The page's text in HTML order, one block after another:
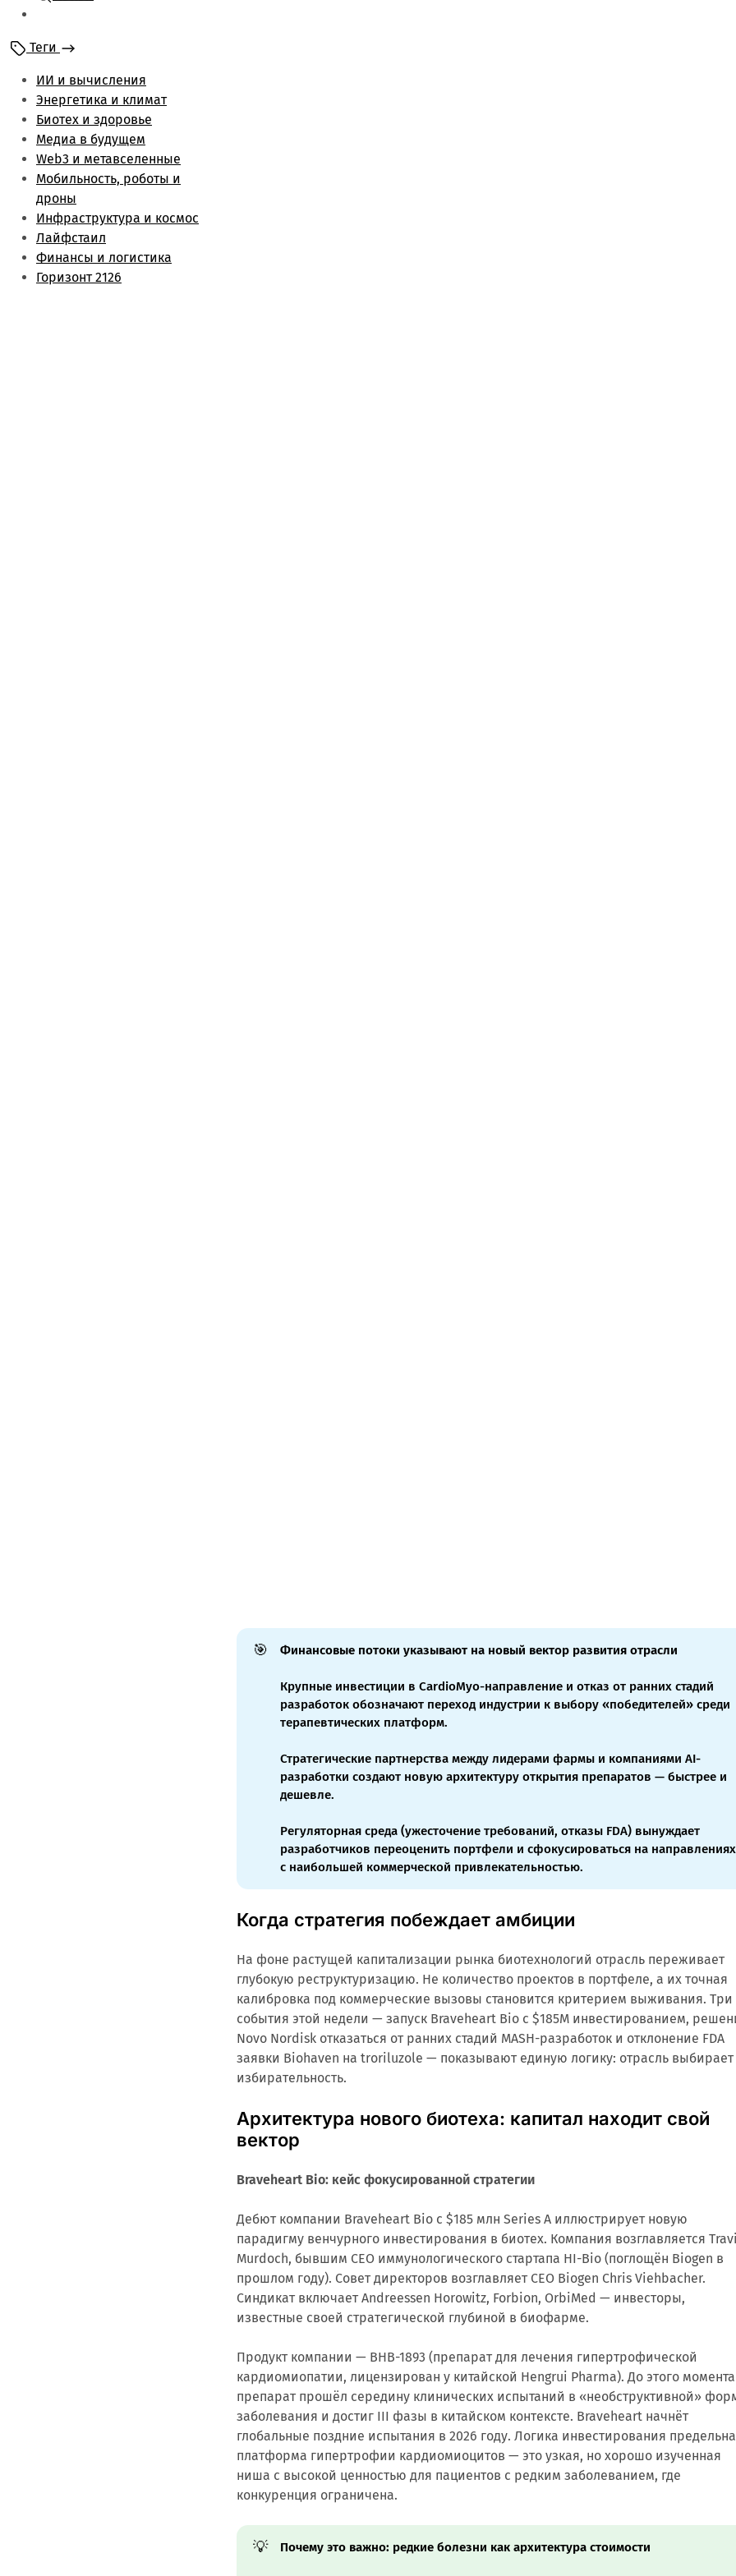
Энергетика и климат
Лайфстаил
Биотех и здоровье
Финансы и логистика
Метаверс и web3
Инфраструктура и
космос
Будущее медиа
Обзоры
Теги
ИИ и вычисления
Энергетика и климат
Биотех и здоровье
Медиа в будущем
Web3 и метавселенные
Мобильность, роботы и
дроны
Инфраструктура и космос
Лайфстаил
Финансы и логистика
Горизонт 2126
🎯 Финансовые потоки указывают на новый вектор развития отрасли
Крупные инвестиции в CardioMyo-направление и отказ от ранних стадий
разработок обозначают переход индустрии к выбору «победителей» среди
терапевтических платформ.
Стратегические партнерства между лидерами фармы и компаниями AI-
разработки создают новую архитектуру открытия препаратов — быстрее и
дешевле.
Регуляторная среда (ужесточение требований, отказы FDA) вынуждает
разработчиков переоценить портфели и сфокусироваться на направлениях
с наибольшей коммерческой привлекательностью.
Когда стратегия побеждает амбиции
На фоне растущей капитализации рынка биотехнологий отрасль переживает
глубокую реструктуризацию. Не количество проектов в портфеле, а их точная
калибровка под коммерческие вызовы становится критерием выживания. Три
события этой недели — запуск Braveheart Bio с $185M инвестированием,
Novo Nordisk отказаться от ранних стадий MASH-разработок и отклонение FDA
заявки Biohaven на troriluzole — показывают единую логику: отрасль выбирает
избирательность.
Архитектура нового биотеха: капитал находит свой
вектор
Braveheart Bio: кейс фокусированной стратегии
Дебют компании Braveheart Bio с $185 млн Series A иллюстрирует новую
парадигму венчурного инвестирования в биотех. Компания возглавляется
Murdoch, бывшим CEO иммунологического стартапа HI-Bio (поглощён Biogen в
прошлом году). Совет директоров возглавляет CEO Biogen Chris Viehbacher.
Синдикат включает Andreessen Horowitz, Forbion, OrbiMed — инвесторы,
известные своей стратегической глубиной в биофарме.
Продукт компании — BHB-1893 (препарат для лечения гипертрофической
кардиомиопатии, лицензирован у китайской Hengrui Pharma). До этого момента
препарат прошёл середину клинических испытаний в «необструктивной»
заболевания и достиг III фазы в китайском контексте. Braveheart начнёт
глобальные поздние испытания в 2026 году. Логика инвестирования
платформа гипертрофии кардиомиоцитов — это узкая, но хорошо изученная
ниша с высокой ценностью для пациентов с редким заболеванием, где
конкуренция ограничена.
💡 Почему это важно: редкие болезни как архитектура стоимости